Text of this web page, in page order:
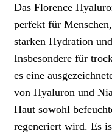
Das Florence
perfekt für
starken Hydration
Insbesondere für
es eine
von Hyaluron und
Haut sowohl
regeneriert wird. Es